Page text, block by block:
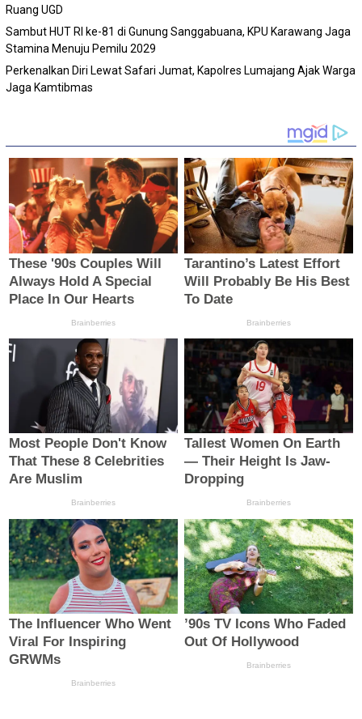
Ruang UGD
Sambut HUT RI ke-81 di Gunung Sanggabuana, KPU Karawang Jaga
Stamina Menuju Pemilu 2029
Perkenalkan Diri Lewat Safari Jumat, Kapolres Lumajang Ajak Warga
Jaga Kamtibmas